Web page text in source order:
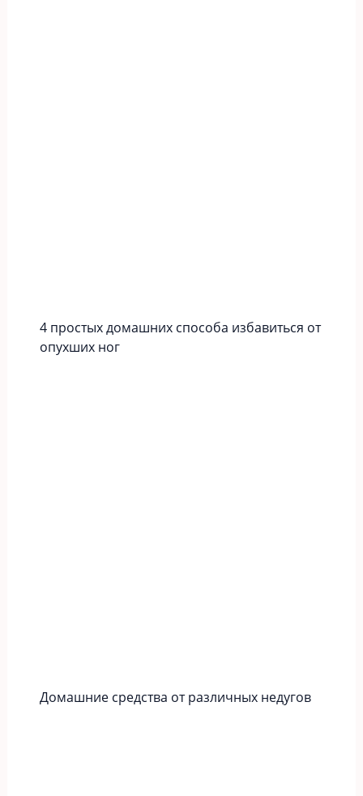
4 простых домашних способа избавиться от
опухших ног
Домашние средства от различных недугов